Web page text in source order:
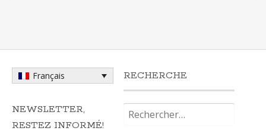
Français
NEWSLETTER,
RESTEZ INFORMÉ!
RECHERCHE